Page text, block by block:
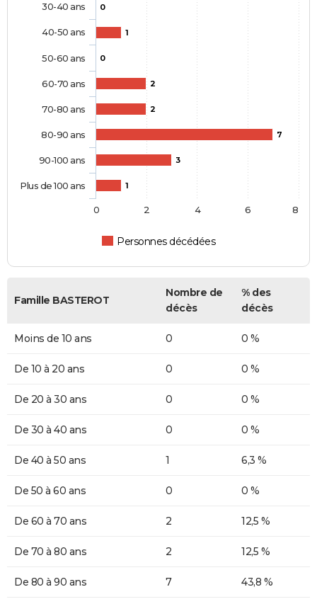
0
1
0
2
2
7
3
1
Personnes décédées
30-40 ans
40-50 ans
50-60 ans
60-70 ans
70-80 ans
80-90 ans
90-100 ans
Plus de 100 ans
0 2 4 6 8
Famille BASTEROT
Nombre de
décès
% des
décès
Moins de 10 ans 0 0 %
De 10 à 20 ans 0 0 %
De 20 à 30 ans 0 0 %
De 30 à 40 ans 0 0 %
De 40 à 50 ans 1 6,3 %
De 50 à 60 ans 0 0 %
De 60 à 70 ans 2 12,5 %
De 70 à 80 ans 2 12,5 %
De 80 à 90 ans 7 43,8 %